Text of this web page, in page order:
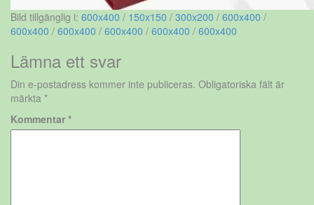
Bild tillgänglig i: 600x400 / 150x150 / 300x200 / 600x400 /
600x400 / 600x400 / 600x400 / 600x400 / 600x400
Lämna ett svar
Din e-postadress kommer inte publiceras. Obligatoriska fält är
märkta *
Kommentar *